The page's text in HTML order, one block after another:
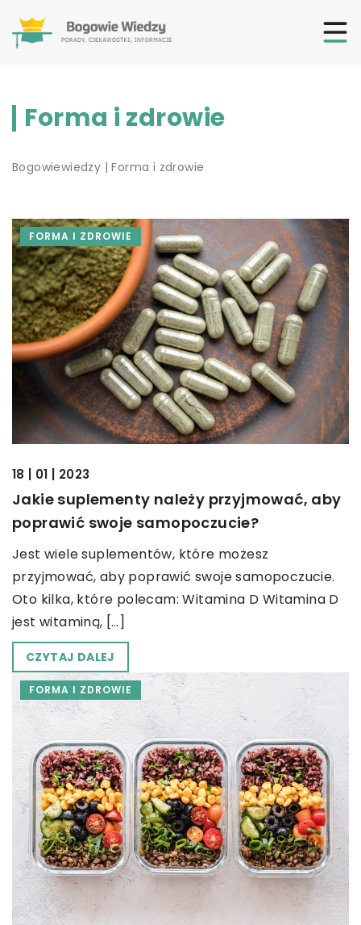
Forma i zdrowie
Bogowiewiedzy |Forma i zdrowie
FORMA I ZDROWIE
18 | 01 | 2023
Jakie suplementy należy przyjmować, aby
poprawić swoje samopoczucie?
Jest wiele suplementów, które możesz
przyjmować, aby poprawić swoje samopoczucie.
Oto kilka, które polecam: Witamina D Witamina D
jest witaminą, […]
CZYTAJ DALEJ
FORMA I ZDROWIE